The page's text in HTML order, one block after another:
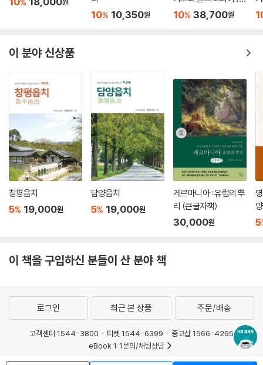
원
10% 10,350원
전 복원판)
10% 38,700원
이 분야 신상품
창평읍치
5% 19,000원
담양읍치
5% 19,000원
게르마니아 : 유럽의 뿌
리 (큰글자책)
30,000원 5
이 책을 구입하신 분들이 산 분야 책
로그인 최근 본 상품 주문/배송
고객센터 1544-3800 티켓 1544-6399
중고샵 1566-4295
eBook 1:1문의/채팅상담